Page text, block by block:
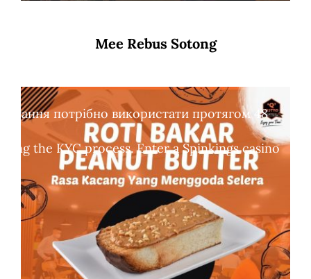
Mee Rebus Sotong
потрібно використати протягом 48
the KYC process. Enter a Spinkings casino